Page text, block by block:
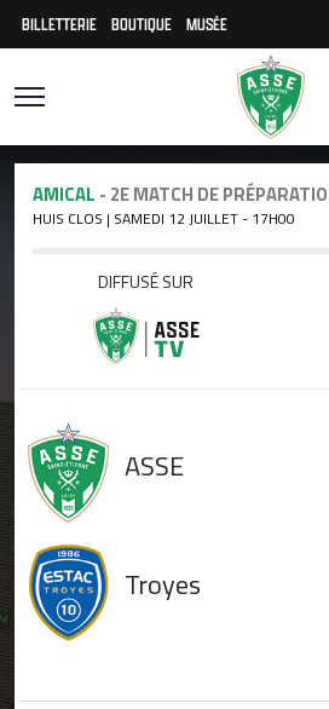
BILLETTERIE BOUTIQUE MUSÉE
AMICAL - 2E MATCH DE
HUIS CLOS | SAMEDI 12 JUILLET - 17H00
DIFFUSÉ SUR
ASSE
Troyes